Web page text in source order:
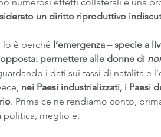
un diritto riproduttivo
lo è perché l’emergenza – specie a
permettere alle donne di
i dati sui tassi di natalità e
nei Paesi industrializzati, i
. Prima ce ne rendiamo conto,
politica, meglio è.